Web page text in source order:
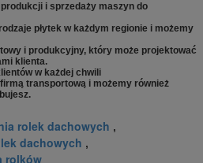
i sprzedaży maszyn do
płytek w każdym regionie i możemy
i produkcyjny, który może projektować
klienta.
w każdej chwili
transportową i możemy również
rolek dachowych ,
dachowych ,
rolków